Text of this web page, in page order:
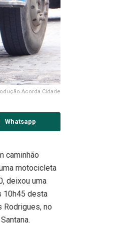
Acorda Cidade
Whatsapp
caminhão
motocicleta
deixou uma
10h45 desta
Rodrigues, no